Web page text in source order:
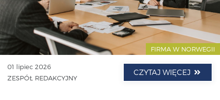
FIRMA W NORWEGII
01 lipiec 2026
ZESPÓŁ REDAKCYJNY
CZYTAJ WIĘCEJ